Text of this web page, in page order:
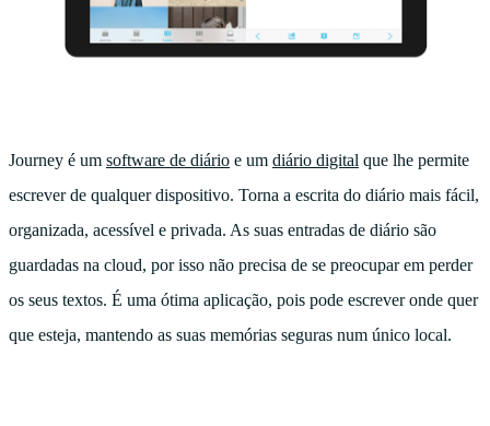
Journey é um software de diário e um diário digital que lhe permite
escrever de qualquer dispositivo. Torna a escrita do diário mais fácil,
organizada, acessível e privada. As suas entradas de diário são
guardadas na cloud, por isso não precisa de se preocupar em perder
os seus textos. É uma ótima aplicação, pois pode escrever onde quer
que esteja, mantendo as suas memórias seguras num único local.